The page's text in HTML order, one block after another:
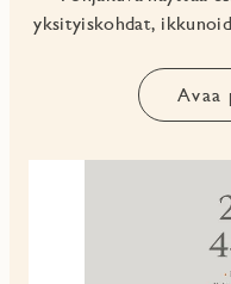
yksityiskohdat,
Avaa